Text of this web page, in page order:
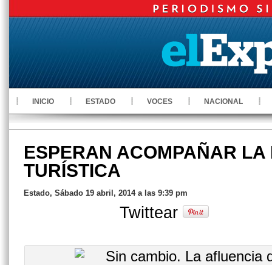
INICIO ESTADO VOCES NACIONAL
ESPERAN ACOMPAÑAR
TURÍSTICA
Estado, Sábado 19 abril, 2014 a las 9:39 pm
Twittear